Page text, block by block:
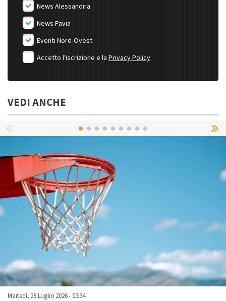
News Alessandria
News Pavia
Eventi Nord-Ovest
Accetto l'iscrizione e la Privacy Policy
VEDI ANCHE
Martedì, 28 Luglio 2026 - 05:34